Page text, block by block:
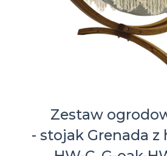
Zestaw
- stojak Grenada z